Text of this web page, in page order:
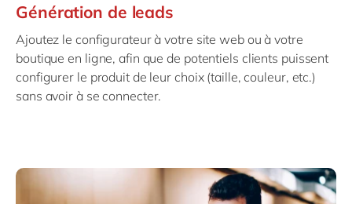
Génération de leads
Ajoutez le configurateur à votre site web ou à votre
boutique en ligne, afin que de potentiels clients puissent
configurer le produit de leur choix (taille, couleur, etc.)
sans avoir à se connecter.